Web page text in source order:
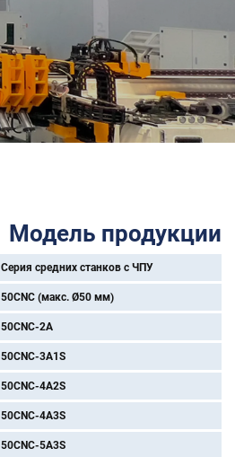
Модель продукции
Серия средних станков с ЧПУ
50CNC (макс. Ø50 мм)
50CNC-2A
50CNC-3A1S
50CNC-4A2S
50CNC-4A3S
50CNC-5A3S